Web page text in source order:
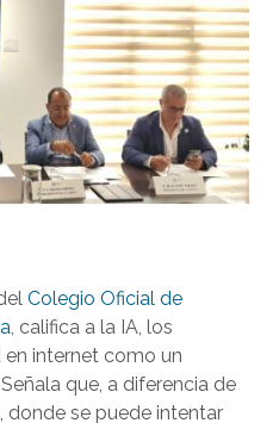
Colegio Oficial de
, califica a la IA, los
internet como un
que, a diferencia de
donde se puede intentar